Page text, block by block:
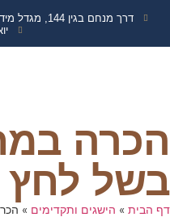
דרך מנחם בגין 144, מגדל מידטאון, ת״א
הכרה
בשל לחץ
דף הבית » הישגים ותקדימים »